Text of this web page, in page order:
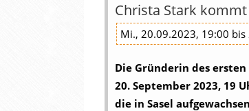
Christa Stark kommt
Mi., 20.09.2023, 19:00
Die Gründerin des
20. September 2023, 19
die in Sasel